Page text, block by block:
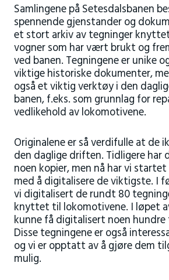
Samlingene på Setesdalsbanen
spennende gjenstander og
et stort arkiv av tegninger
vogner som har vært brukt og
ved banen. Tegningene er unike
viktige historiske dokumenter,
også et viktig verktøy i den
banen, f.eks. som grunnlag for
vedlikehold av lokomotivene.
Originalene er så verdifulle at de
den daglige driften. Tidligere
noen kopier, men nå har vi
med å digitalisere de viktigste. I
vi digitalisert de rundt 80
knyttet til lokomotivene. I løpet
kunne få digitalisert noen
Disse tegningene er også
og vi er opptatt av å gjøre dem
mulig.